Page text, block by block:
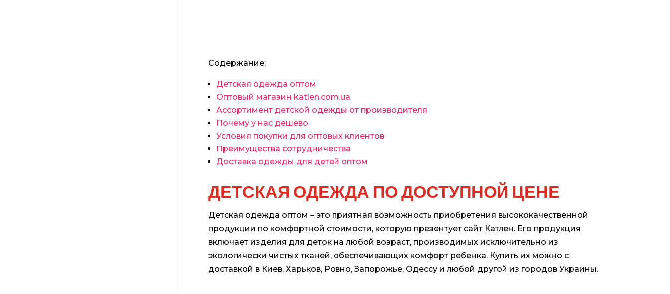
Содержание:
Детская одежда оптом
Оптовый магазин katlen.com.ua
Ассортимент детской одежды от производителя
Почему у нас дешево
Условия покупки для оптовых клиентов
Преимущества сотрудничества
Доставка одежды для детей оптом
ДЕТСКАЯ ОДЕЖДА ПО ДОСТУПНОЙ ЦЕНЕ
Детская одежда оптом – это приятная возможность приобретения высококачественной
продукции по комфортной стоимости, которую презентует сайт Катлен. Его продукция
включает изделия для деток на любой возраст, производимых исключительно из
экологически чистых тканей, обеспечивающих комфорт ребенка. Купить их можно с
доставкой в Киев, Харьков, Ровно, Запорожье, Одессу и любой другой из городов Украины.